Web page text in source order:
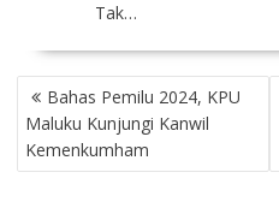
Tak…
P
O
S
T
Bahas Pemilu 2024, KPU
Maluku Kunjungi Kanwil
Kemenkumham